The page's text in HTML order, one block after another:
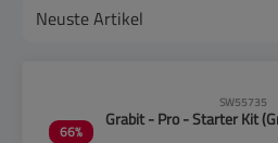
66%
SW55735
Grabit - Pro - Starter Kit